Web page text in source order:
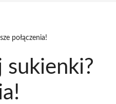
połączenia!